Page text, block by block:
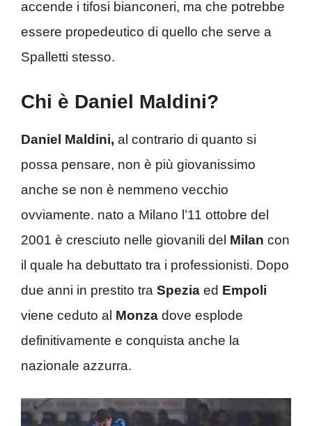
accende i tifosi bianconeri, ma che potrebbe
essere propedeutico di quello che serve a
Spalletti stesso.
Chi è Daniel Maldini?
Daniel Maldini, al contrario di quanto si
possa pensare, non è più giovanissimo
anche se non è nemmeno vecchio
ovviamente. nato a Milano l’11 ottobre del
2001 è cresciuto nelle giovanili del Milan con
il quale ha debuttato tra i professionisti. Dopo
due anni in prestito tra Spezia ed Empoli
viene ceduto al Monza dove esplode
definitivamente e conquista anche la
nazionale azzurra.